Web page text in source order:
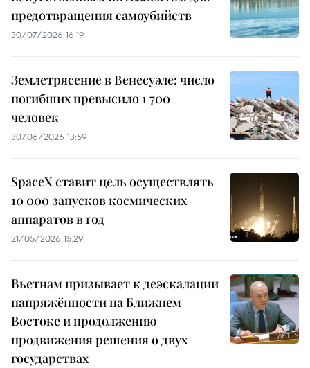
предотвращения самоубийств
30/07/2026 16:19
Землетрясение в Венесуэле: число
погибших превысило 1 700
человек
30/06/2026 13:59
SpaceX ставит цель осуществлять
10 000 запусков космических
аппаратов в год
21/05/2026 15:29
Вьетнам призывает к деэскалации
напряжённости на Ближнем
Востоке и продолжению
продвижения решения о двух
государствах